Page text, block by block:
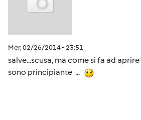
Mer, 02/26/2014 - 23:51
salve...scusa, ma come si fa ad
sono principiante ...